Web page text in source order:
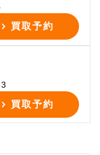
買取予約
買取予約